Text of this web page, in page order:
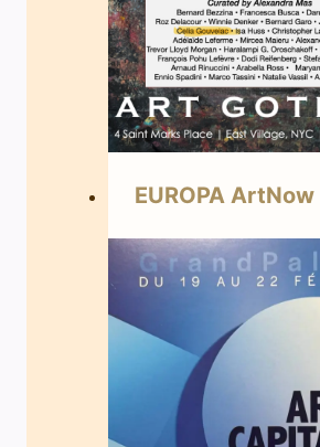
EUROPA ArtNow